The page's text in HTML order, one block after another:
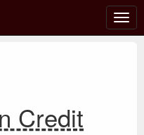
Credit